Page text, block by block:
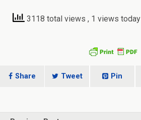
3118 total views , 1 views today
Share Tweet Pin